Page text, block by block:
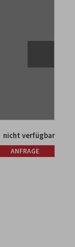
nicht verfügbar
ANFRAGE